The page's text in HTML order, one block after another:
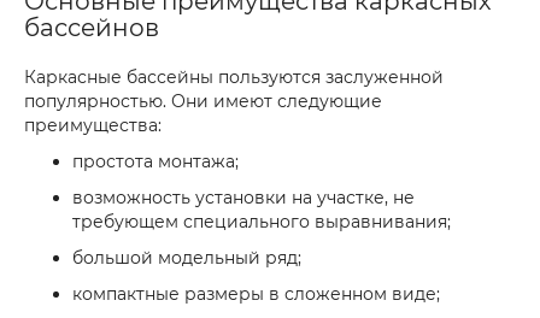
бассейнов
Каркасные бассейны пользуются заслуженной
популярностью. Они имеют следующие
преимущества:
простота монтажа;
возможность установки на участке, не
требующем специального выравнивания;
большой модельный ряд;
компактные размеры в сложенном виде;